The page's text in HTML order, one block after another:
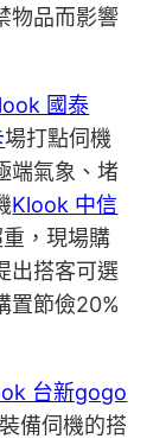
物品而影響
國泰
場打點伺機
端氣象、堵
Klook 中信
，現場購
出搭客可選
置節儉20%
台新gogo
備伺機的搭